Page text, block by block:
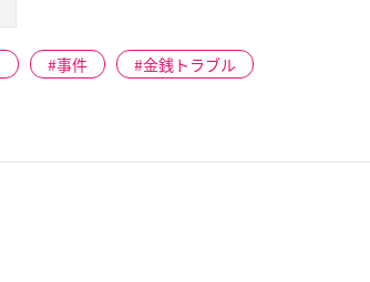
事件 金銭トラブル